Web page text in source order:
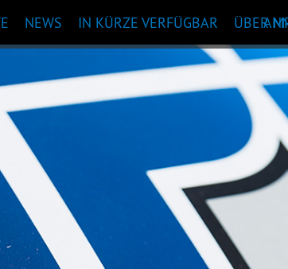
NEWS IN KÜRZE VERFÜGBAR ÜBER